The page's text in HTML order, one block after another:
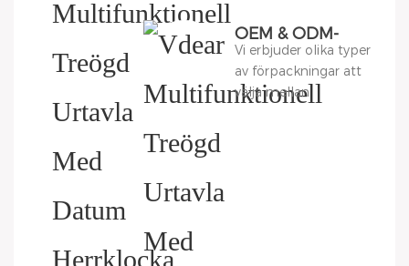
OEM & ODM-
förpackning
Vi erbjuder olika typer
av förpackningar att
välja mellan